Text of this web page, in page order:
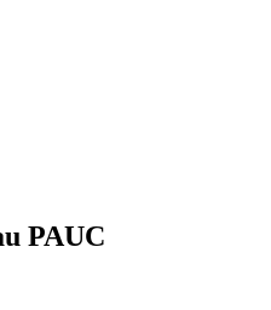
PAUC